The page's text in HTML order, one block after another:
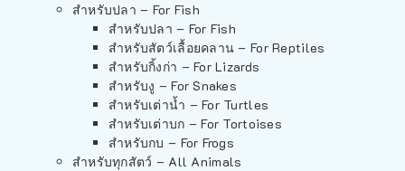
สำหรับปลา – For Fish
สำหรับปลา – For Fish
สำหรับสัตว์เลื้อยคลาน – For Reptiles
สำหรับกิ้งก่า – For Lizards
สำหรับงู – For Snakes
สำหรับเต่าน้ำ – For Turtles
สำหรับเต่าบก – For Tortoises
สำหรับกบ – For Frogs
สำหรับทุกสัตว์ – All Animals